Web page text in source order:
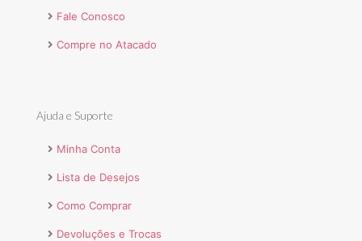
Fale Conosco
Compre no Atacado
Ajuda e Suporte
Minha Conta
Lista de Desejos
Como Comprar
Devoluções e Trocas